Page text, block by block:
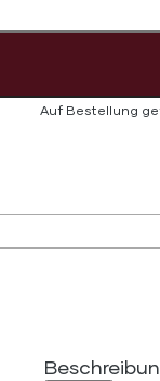
Auf Bestellung